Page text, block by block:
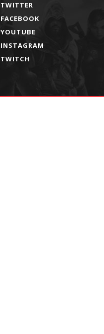
TWITTER
FACEBOOK
YOUTUBE
INSTAGRAM
TWITCH